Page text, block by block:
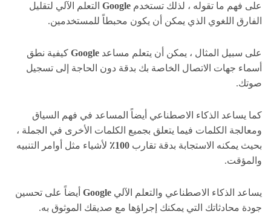
على فهم ما تقوله ، لذلك تستخدم Google التعلم الآلي لتقليل
الفارق اللغوي الذي يمكن أن يكون محبطاً للمستخدمين.
على سبيل المثال ، يمكن أن يتعلم مساعد Google كيفية نطق
أسماء جهات الاتصال الخاصة بك بدقة دون الحاجة إلى تسجيل
صوتك.
كما يساعد الذكاء الاصطناعي أيضاً المساعد في فهم السياق
ومعالجة الكلمات فيما يتعلق بجميع الكلمات الأخرى في الجملة ،
بحيث يمكنه الاستجابة بدقة تقارب 100٪
لأشياء مثل أوامر التنبيه
والمؤقت.
يساعد الذكاء الاصطناعي والتعلم الآلي Google أيضاً على تحسين
جودة محادثاتك التي يمكنك إجراؤها مع صديقك الموثوق به.